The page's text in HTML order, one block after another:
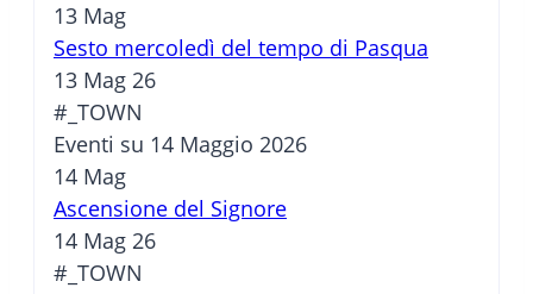
13 Mag
Sesto mercoledì del tempo di Pasqua
13 Mag 26
#_TOWN
Eventi su 14 Maggio 2026
14 Mag
Ascensione del Signore
14 Mag 26
#_TOWN